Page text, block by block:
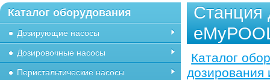
Станция
Каталог
дозирования
Каталог оборудования
Дозирующие насосы
Дозировочные насосы
Перистальтические насосы